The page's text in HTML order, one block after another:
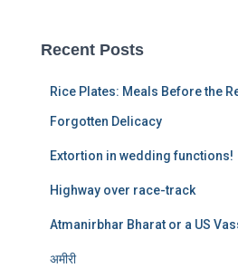
h
Recent Posts
Rice Plates: Meals Before the
Forgotten Delicacy
Extortion in wedding functions!
Highway over race-track
Atmanirbhar Bharat or a US
अमीरी